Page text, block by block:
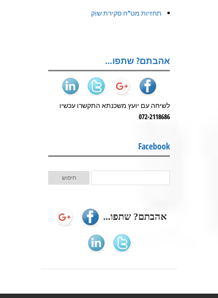
תחזיות מט"ח סקירת שוק
אהבתם? שתפו…
לשיחה עם יועץ משכנתא התקשרו עכשיו
072-2118686
Facebook
אהבתם? שתפו...